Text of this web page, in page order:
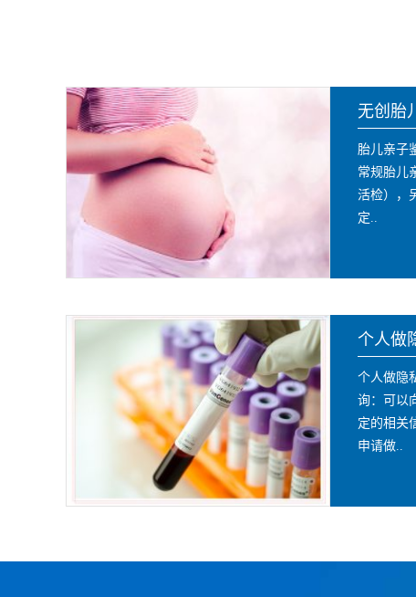
无创胎
胎儿亲子
常规胎儿
活检），
定..
个人做
个人做隐
询：可以
定的相关
申请做..